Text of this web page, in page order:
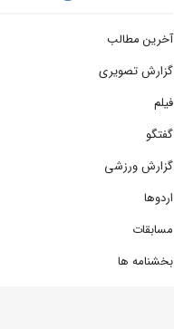
آخرین مطالب
گزارش تصویری
فیلم
گفتگو
گزارش ورزشی
اردوها
مسابقات
بخشنامه ها